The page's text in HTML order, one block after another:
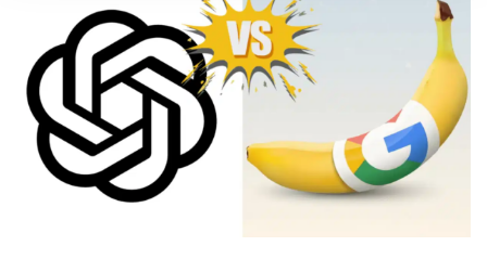
Image